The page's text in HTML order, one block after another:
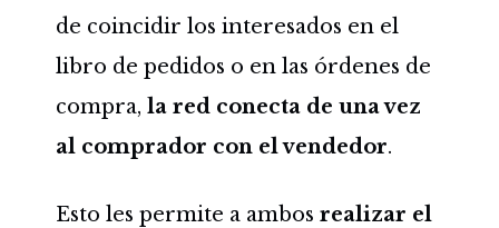
de coincidir los interesados en el
libro de pedidos o en las órdenes de
compra, la red conecta de una vez
al comprador con el vendedor.
Esto les permite a ambos realizar el